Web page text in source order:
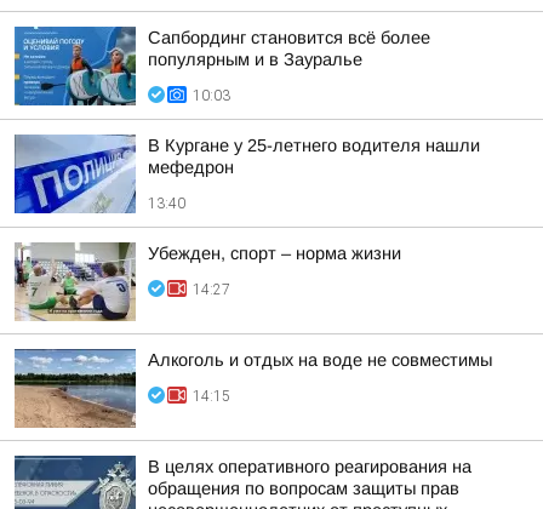
Сапбординг становится всё более
популярным и в Зауралье
10:03
В Кургане у 25-летнего водителя нашли
мефедрон
13:40
Убежден, спорт – норма жизни
14:27
Алкоголь и отдых на воде не совместимы
14:15
В целях оперативного реагирования на
обращения по вопросам защиты прав